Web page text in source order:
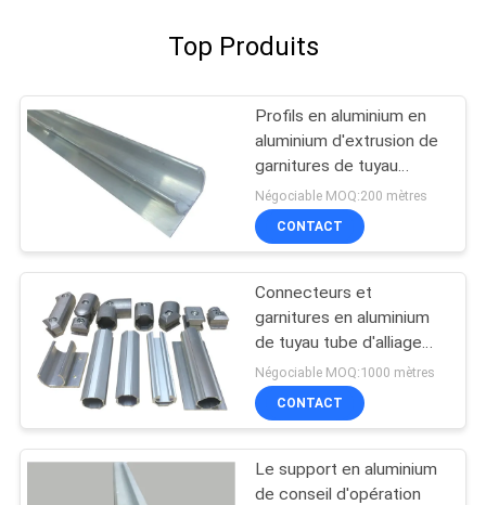
Top Produits
Profils en aluminium en
aluminium d'extrusion de
garnitures de tuyau
d'OEM 6063
Négociable MOQ:200 mètres
CONTACT
Connecteurs et
garnitures en aluminium
de tuyau tube d'alliage
d'aluminium de 1,7
millimètres
Négociable MOQ:1000 mètres
CONTACT
Le support en aluminium
de conseil d'opération